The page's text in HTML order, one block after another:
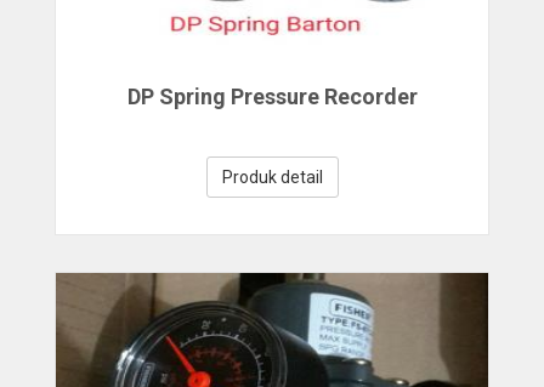
DP Spring Pressure Recorder
Produk detail